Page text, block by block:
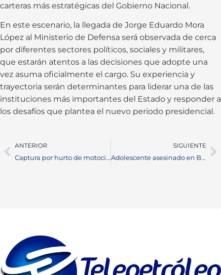
carteras más estratégicas del Gobierno Nacional.
En este escenario, la llegada de Jorge Eduardo Mora
López al Ministerio de Defensa será observada de cerca
por diferentes sectores políticos, sociales y militares,
que estarán atentos a las decisiones que adopte una
vez asuma oficialmente el cargo. Su experiencia y
trayectoria serán determinantes para liderar una de las
instituciones más importantes del Estado y responder a
los desafíos que plantea el nuevo periodo presidencial.
ANTERIOR
Captura por hurto de motocicletas en Barrancabermeja: 2 detenidos por red criminal de robo de motos
SIGUIENTE
Adolescente asesinado en Barrancabermeja: murió tras ataque a bala en el barrio San Silvestre